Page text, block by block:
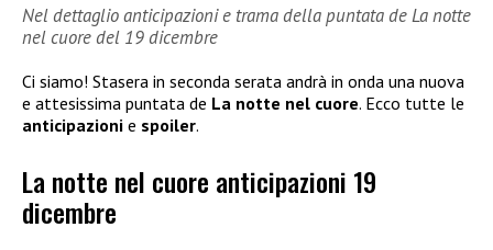
Nel dettaglio anticipazioni e trama della puntata de La notte
nel cuore del 19 dicembre
Ci siamo! Stasera in seconda serata andrà in onda una nuova
e attesissima puntata de La notte nel cuore. Ecco tutte le
anticipazioni e spoiler.
La notte nel cuore anticipazioni 19
dicembre